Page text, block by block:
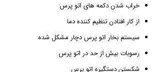
خراب شدن دکمه های اتو پرس
از کار افتادن تنظیم کننده دما
سیستم بخار اتو پرس دچار مشکل شده
رسوبات بیش از حد در اتو پرس
شکستن دستگیره اتو پرس